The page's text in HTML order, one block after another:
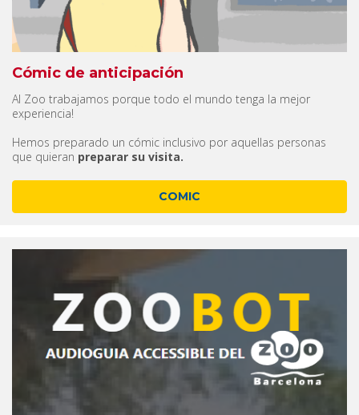
Cómic de anticipación
Al Zoo trabajamos porque todo el mundo tenga la mejor
experiencia!
Hemos preparado un cómic inclusivo por aquellas personas
que quieran preparar su visita.
COMIC